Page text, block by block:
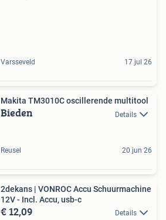
Varsseveld 17 jul 26
Makita TM3010C oscillerende multitool
Bieden Details
Reusel 20 jun 26
2dekans | VONROC Accu Schuurmachine
12V - Incl. Accu, usb-c
€ 12,09 Details